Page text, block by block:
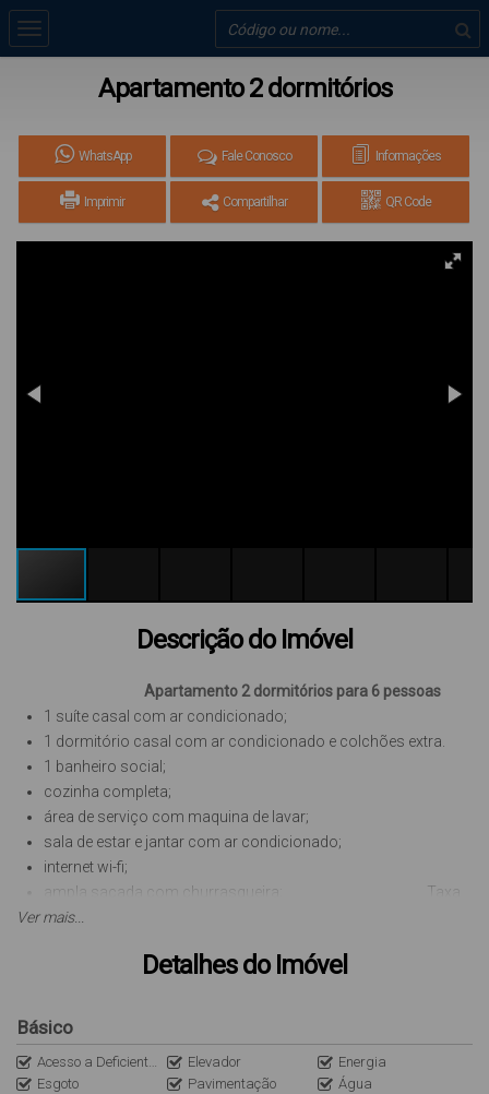
Apartamento 2 dormitórios
WhatsApp Fale Conosco Informações
Imprimir Compartilhar QR Code
Descrição do Imóvel
Apartamento 2 dormitórios para 6 pessoas
1 suíte casal com ar condicionado;
1 dormitório casal com ar condicionado e colchões extra.
1 banheiro social;
cozinha completa;
área de serviço com maquina de lavar;
sala de estar e jantar com ar condicionado;
internet wi-fi;
ampla sacada com churrasqueira; Taxa
de limpeza R$ 250,00 reais
Localizado a 350 metros da praia, local agradável.
Obs: A internet é uma cortesia do imóvel (sem custo/locatário).
Não nos responsabilizamos por quedas e oscilações. O imóvel
não dispõe de roupas de cama, mesa e banho).
Ver mais...
Detalhes do Imóvel
Básico
Acesso a Deficientes Elevador
Energia
Esgoto
Pavimentação Água